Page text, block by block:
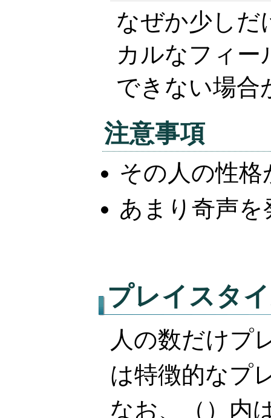
なぜか少しだ
カルなフィー
できない場合
注意事項
その人の性
あまり奇声
プレイスタ
人の数だけプ
は特徴的なプ
なお、（）内